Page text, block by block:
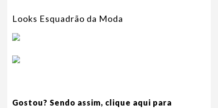
Looks Esquadrão da Moda
Gostou? Sendo assim, clique aqui para